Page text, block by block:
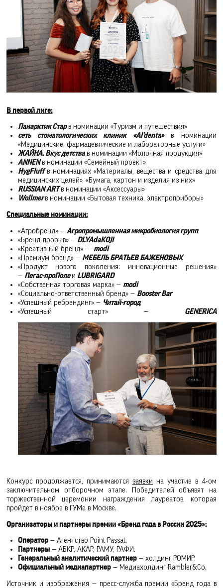
В первой лиге:
Панарктик Старв номинации «Туризм и путешествия»
сеть стоматологических клиник «Al’denta»в номинации
«Медицинские, фармацевтические и лабораторные услуги»
ЖАЙНА. Вкус детствав номинации «Молочная продукция»
ANNENв номинации «Семейный проект»
HygFluffв номинациях «Материалы, вещества и средства для
медицинских целей», «Бумага, картон и изделия из них»
RUSSIAN ARTв номинации «Аксессуары»
Wollmerв номинации «Бытовая техника, электроприборы»
Специальные номинации:
«Агробренд» — Агропромышленная микробиология групп
«Бренд-прорыв» — DLYAdaKOJI
«Креативный бренд» — modi
«Премиум бренд» — МЕБЕЛЬ БРАТЬЕВ БАЖЕНОВЫХ
«Продукт нового поколения: инновационные решения»
— Пегас-проПолеи LUBRIGARD
«Собственная торговая марка» — modi
«Социально-ответственный бренд» — Booster Bar
«Успешный ребрендинг» — Читай-город
«Успешный старт» — GENERICA
Конкурс продолжается, принимаютсязаявки на участие в 4-ом
заключительном отборочном этапе. Победителей объявят на
торжественной церемонии награждения лауреатов, которая
пройдет в ноябре в ГУМе в Москве.
Организаторы и партнеры премии «Бренд года в России 2025»:
Оператор— Агентство Point Passat.
Партнеры— АБКР, АКАР, РАМУ, РАФИ.
Генеральный аналитический партнер— холдинг РОМИР.
Официальный медиапартнер— Медиахолдинг Rambler&Co.
Источник и изображения — пресс-служба премии «Бренд года в